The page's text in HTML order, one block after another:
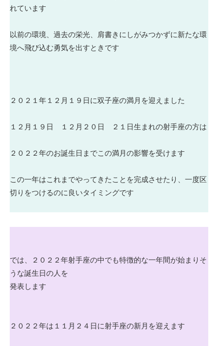
れています
以前の環境、過去の栄光、肩書きにしがみつかずに新たな環
境へ飛び込む勇気を出すときです
２０２１年１２月１９日に双子座の満月を迎えました
１２月１９日 １２月２０日 ２１日生まれの射手座の方は
２０２２年のお誕生日までこの満月の影響を受けます
この一年はこれまでやってきたことを完成させたり、一度区
切りをつけるのに良いタイミングです
では、２０２２年射手座の中でも特徴的な一年間が始まりそ
うな誕生日の人を
発表します
２０２２年は１１月２４日に射手座の新月を迎えます